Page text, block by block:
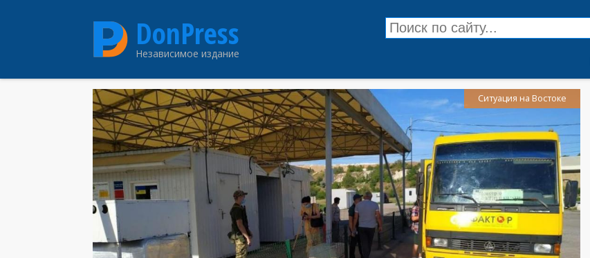
DonPress
Независимое издание
Ситуация на Востоке